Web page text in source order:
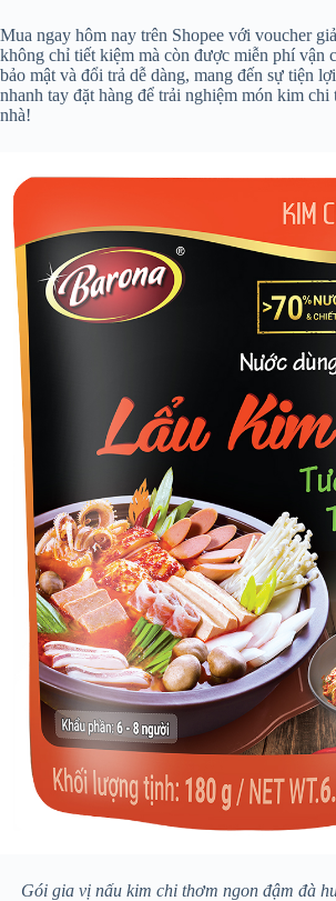
Mua ngay hôm nay trên Shopee với voucher
không chỉ tiết kiệm mà còn được miễn phí vận
bảo mật và đổi trả dễ dàng, mang đến sự tiện
nhanh tay đặt hàng để trải nghiệm món kim chi
nhà!
Gói gia vị nấu kim chi thơm ngon đậm đà